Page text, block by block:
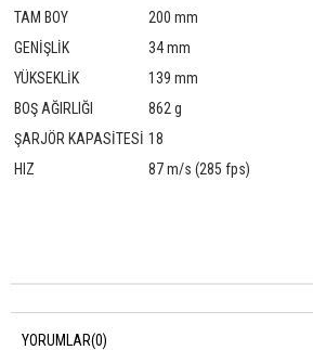
TAM BOY
200 mm
GENİŞLİK
34 mm
YÜKSEKLİK
139 mm
BOŞ AĞIRLIĞI
862 g
ŞARJÖR KAPASİTESİ 18
HIZ
87 m/s (285 fps)
YORUMLAR(0)